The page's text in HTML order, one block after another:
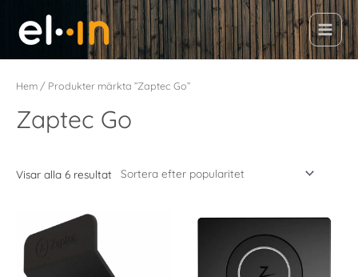
innehåll
Main
Hem / Produkter märkta ”Zaptec Go”
Zaptec Go
Visar alla 6 resultat